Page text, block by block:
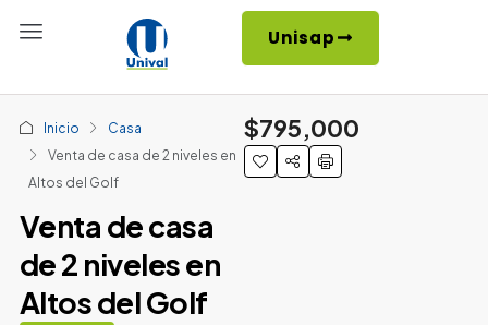
Unisap
Inicio
Casa
Venta de casa de 2 niveles en
Altos del Golf
Venta de casa
de 2 niveles en
Altos del Golf
$795,000